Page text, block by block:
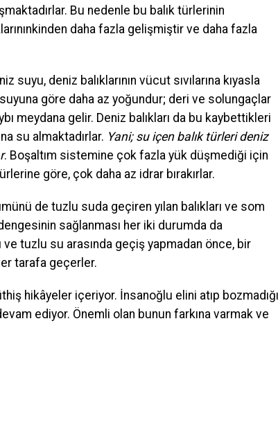
Bu nedenle bu balık türlerinin
daha fazla gelişmiştir ve daha fazla
deniz balıklarının vücut sıvılarına kıyasla
göre daha az yoğundur; deri ve solungaçlar
meydana gelir. Deniz balıkları da bu kaybettikleri
su almaktadırlar. Yani; su içen balık türleri deniz
. Boşaltım sistemine çok fazla yük düşmediği için
göre, çok daha az idrar bırakırlar.
de tuzlu suda geçiren yılan balıkları ve som
sağlanması her iki durumda da
tuzlu su arasında geçiş yapmadan önce, bir
tarafa geçerler.
hikâyeler içeriyor. İnsanoğlu elini atıp bozmadığı
ediyor. Önemli olan bunun farkına varmak ve